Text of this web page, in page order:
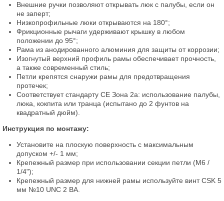
Внешние ручки позволяют открывать люк с палубы, если он
не заперт;
Низкопрофильные люки открываются на 180°;
Фрикционные рычаги удерживают крышку в любом
положении до 95°;
Рама из анодированного алюминия для защиты от коррозии;
Изогнутый верхний профиль рамы обеспечивает прочность,
а также современный стиль;
Петли крепятся снаружи рамы для предотвращения
протечек;
Соответствует стандарту CE Зона 2a: использование палубы,
люка, кокпита или транца (испытано до 2 фунтов на
квадратный дюйм).
Инструкция по монтажу:
Установите на плоскую поверхность с максимальным
допуском +/- 1 мм;
Крепежный размер при использовании секции петли (M6 /
1/4");
Крепежный размер для нижней рамы используйте винт CSK 5
мм №10 UNC 2 BA.